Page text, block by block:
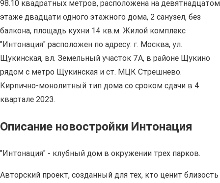
98.10 квадратных метров, расположена на девятнадцатом
этаже двадцати одного этажного дома, 2 санузел, без
балкона, площадь кухни 14 кв.м. Жилой комплекс
"Интонация" расположен по адресу: г. Москва, ул.
Щукинская, вл. Земельный участок 7А, в районе Щукино
рядом с метро Щукинская и ст. МЦК Стрешнево.
Кирпично-монолитный тип дома со сроком сдачи в 4
квартале 2023.
Описание новостройки Интонация
"Интонация" - клубный дом в окружении трех парков.
Авторский проект, созданный для тех, кто ценит близость